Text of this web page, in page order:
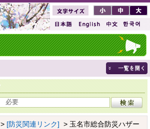
> [防災関連リンク] > 玉名市総合防災ハザー